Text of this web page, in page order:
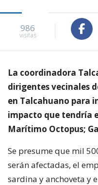
986
visitas
La coordinadora
dirigentes vecinales
en Talcahuano para
impacto que tendría
Marítimo Octopus;
Se presume que mil
serán afectadas, el
sardina y anchoveta y